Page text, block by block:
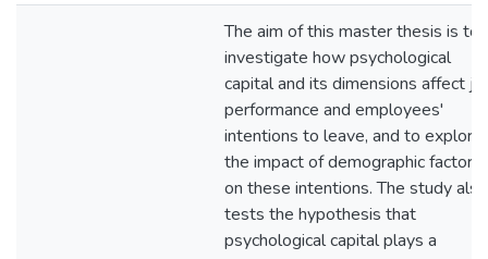
The aim of this master thesis is to
investigate how psychological
capital and its dimensions affect
performance and employees'
intentions to leave, and to explore
the impact of demographic factors
on these intentions. The study also
tests the hypothesis that
psychological capital plays a